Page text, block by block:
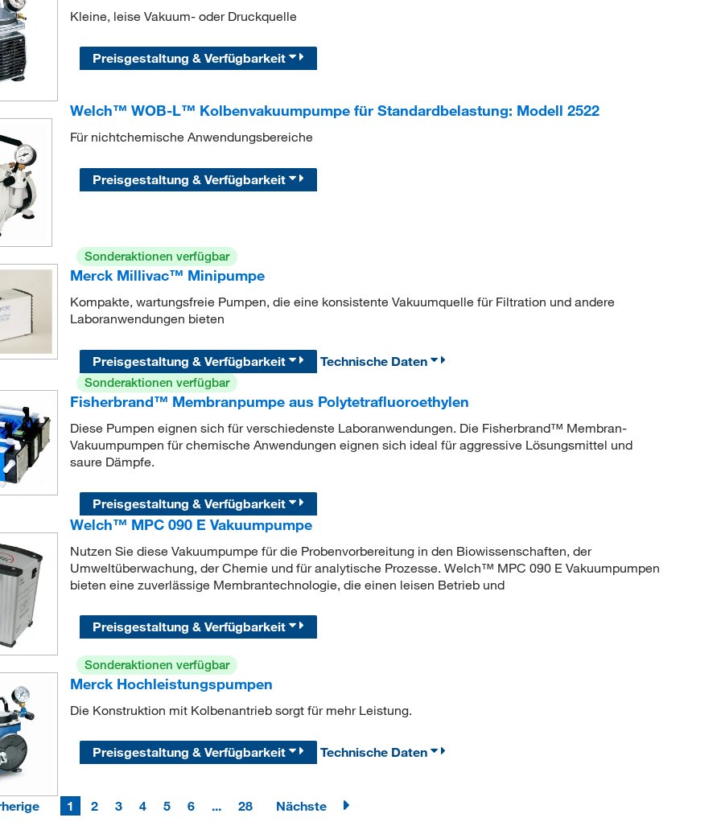
Kleine, leise Vakuum- oder Druckquelle
Preisgestaltung & Verfügbarkeit
Welch™ WOB-L™ Kolbenvakuumpumpe für Standardbelastung: Modell 2522
Für nichtchemische Anwendungsbereiche
Preisgestaltung & Verfügbarkeit
Sonderaktionen verfügbar
Merck Millivac™ Minipumpe
Kompakte, wartungsfreie Pumpen, die eine konsistente Vakuumquelle für Filtration und andere
Laboranwendungen bieten
Preisgestaltung & Verfügbarkeit
Technische Daten
Sonderaktionen verfügbar
Fisherbrand™ Membranpumpe aus Polytetrafluoroethylen
Diese Pumpen eignen sich für verschiedenste Laboranwendungen. Die Fisherbrand™ Membran-
Vakuumpumpen für chemische Anwendungen eignen sich ideal für aggressive Lösungsmittel und
saure Dämpfe.
Preisgestaltung & Verfügbarkeit
Welch™ MPC 090 E Vakuumpumpe
Nutzen Sie diese Vakuumpumpe für die Probenvorbereitung in den Biowissenschaften, der
Umweltüberwachung, der Chemie und für analytische Prozesse. Welch™ MPC 090 E Vakuumpumpen
bieten eine zuverlässige Membrantechnologie, die einen leisen Betrieb und
Preisgestaltung & Verfügbarkeit
Sonderaktionen verfügbar
Merck Hochleistungspumpen
Die Konstruktion mit Kolbenantrieb sorgt für mehr Leistung.
Preisgestaltung & Verfügbarkeit Technische Daten
1 2 3 4 5 6 ... 28 Nächste